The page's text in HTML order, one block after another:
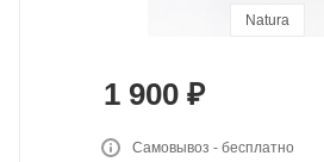
Avatr
Avatr
Avatr
Avatr
Avatr
Avatr
Avatr
Natura
Natura
Natura
Natura
Natura
Natura
Natura
Natura
Natura
Natura
Natura
Natura
Natura
Natura
Natura
Natura
1 900 ₽
Самовывоз - бесплатно